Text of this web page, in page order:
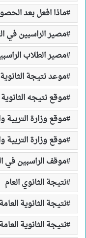
ماذا افعل بعد
مصير الراسبين في
مصير الطلاب الراسبين
موعد نتيجة الثانوية
موقع نتيجه الثانوية
موقع وزارة التربية
موقع وزارة التربية
موقف الراسبين في
نتيجة الثانوي العام
نتيجة الثانوية العامة 2018
نتيجة الثانوية العامة ٢٠١٩